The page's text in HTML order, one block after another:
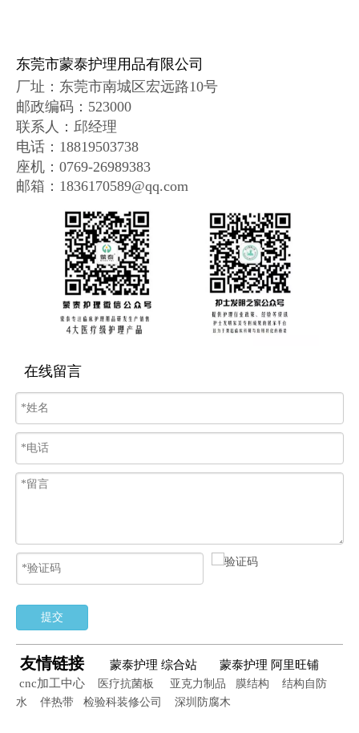
东莞市蒙泰护理用品有限公司
厂址： 东莞市南城区宏远路10号
邮政编码 ： 523000
联系人：邱经理
电话：18819503738
座机：0769-26989383
邮箱：1836170589@qq.com
在线留言
提交
友情链接 蒙泰护理 综合站
蒙泰护理 阿里旺铺
cnc加工中心
医疗抗菌板 亚克力制品 膜结构
结构自防
水
伴热带 检验科装修公司 深圳防腐木